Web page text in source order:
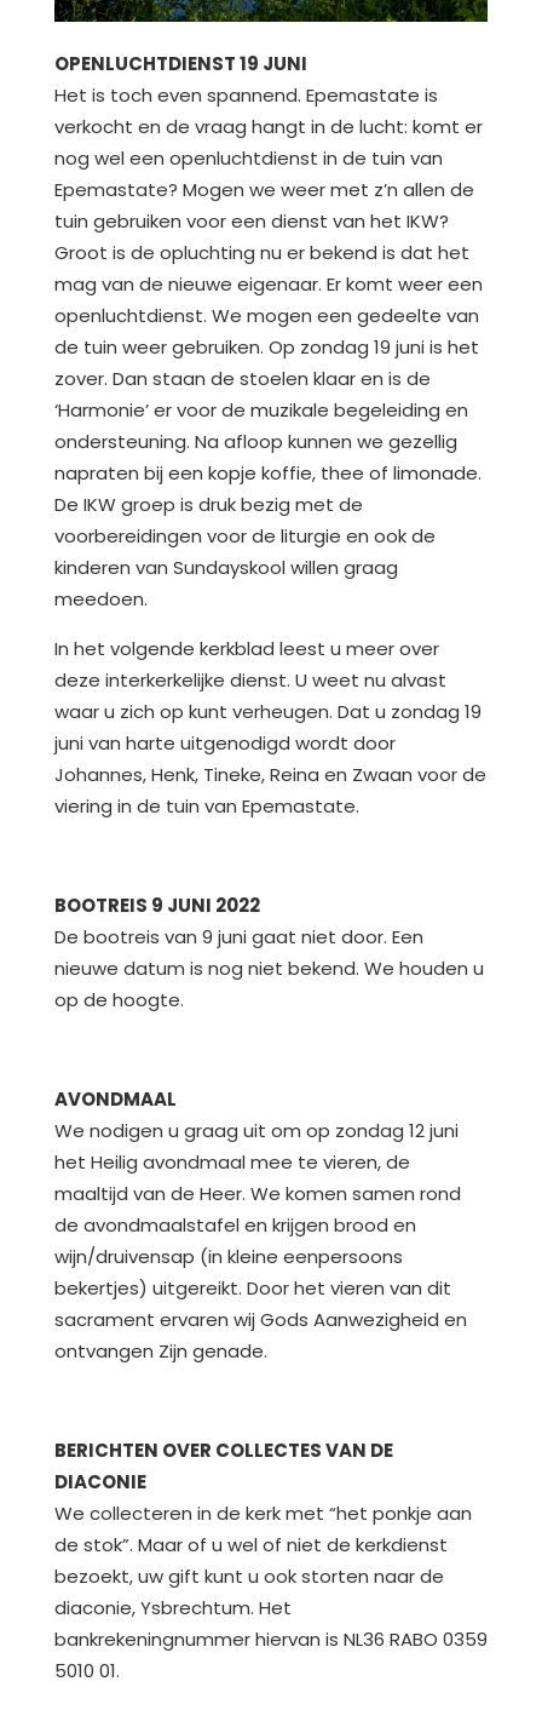
OPENLUCHTDIENST 19 JUNI
Het is toch even spannend. Epemastate is
verkocht en de vraag hangt in de lucht: komt er
nog wel een openluchtdienst in de tuin van
Epemastate? Mogen we weer met z’n allen de
tuin gebruiken voor een dienst van het IKW?
Groot is de opluchting nu er bekend is dat het
mag van de nieuwe eigenaar. Er komt weer een
openluchtdienst. We mogen een gedeelte van
de tuin weer gebruiken. Op zondag 19 juni is het
zover. Dan staan de stoelen klaar en is de
‘Harmonie’ er voor de muzikale begeleiding en
ondersteuning. Na afloop kunnen we gezellig
napraten bij een kopje koffie, thee of limonade.
De IKW groep is druk bezig met de
voorbereidingen voor de liturgie en ook de
kinderen van Sundayskool willen graag
meedoen.
In het volgende kerkblad leest u meer over
deze interkerkelijke dienst. U weet nu alvast
waar u zich op kunt verheugen. Dat u zondag 19
juni van harte uitgenodigd wordt door
Johannes, Henk, Tineke, Reina en Zwaan voor de
viering in de tuin van Epemastate.
BOOTREIS 9 JUNI 2022
De bootreis van 9 juni gaat niet door. Een
nieuwe datum is nog niet bekend. We houden u
op de hoogte.
AVONDMAAL
We nodigen u graag uit om op zondag 12 juni
het Heilig avondmaal mee te vieren, de
maaltijd van de Heer. We komen samen rond
de avondmaalstafel en krijgen brood en
wijn/druivensap (in kleine eenpersoons
bekertjes) uitgereikt. Door het vieren van dit
sacrament ervaren wij Gods Aanwezigheid en
ontvangen Zijn genade.
BERICHTEN OVER COLLECTES VAN DE
DIACONIE
We collecteren in de kerk met “het ponkje aan
de stok”. Maar of u wel of niet de kerkdienst
bezoekt, uw gift kunt u ook storten naar de
diaconie, Ysbrechtum. Het
bankrekeningnummer hiervan is NL36 RABO 0359
5010 01.